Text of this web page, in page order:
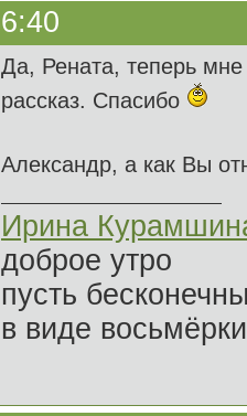
Да, Рената, теперь
рассказ. Спасибо
Александр, а как Вы
Ирина
доброе утро
пусть
в виде восьмёрки